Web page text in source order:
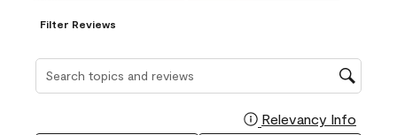
Filter Reviews
Relevancy Info